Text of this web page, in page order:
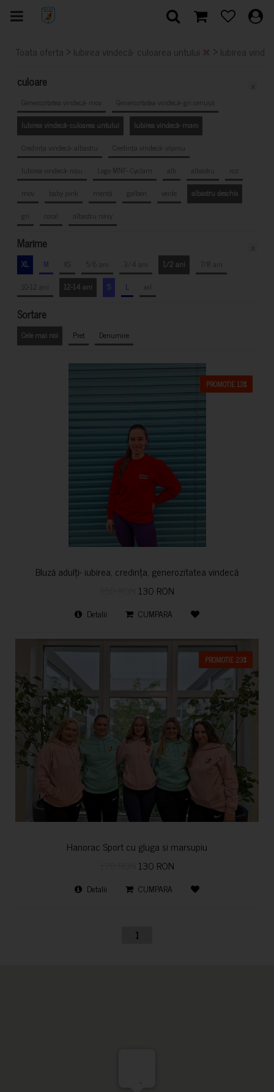
Toata oferta > Iubirea vindecă- culoarea untului > Iubirea
culoare
Generozitatea vindecă- mov
Generozitatea vindecă- gri cenușă
Iubirea vindecă- culoarea untului
Iubirea vindecă- maro
Credința vindecă- albastru
Credința vindecă- vișiniu
Iubirea vindecă- roșu
Logo MNF- Cyclam alb albastru
roz
mov
baby pink mentă galben verde
albastru deschis
gri
coral albastru navy
Marime
XL M XS 5/6 ani 3/4 ani 1/2 ani
7/8 ani
10-12 ani
12-14 ani S L xxl
Sortare
Cele mai noi Pret Denumire
PROMOTIE 13%
Bluză adulți- iubirea, credința, generozitatea vindecă
130 RON
Detalii CUMPARA
PROMOTIE 23%
Hanorac Sport cu gluga si marsupiu
130 RON
Detalii CUMPARA
1
-